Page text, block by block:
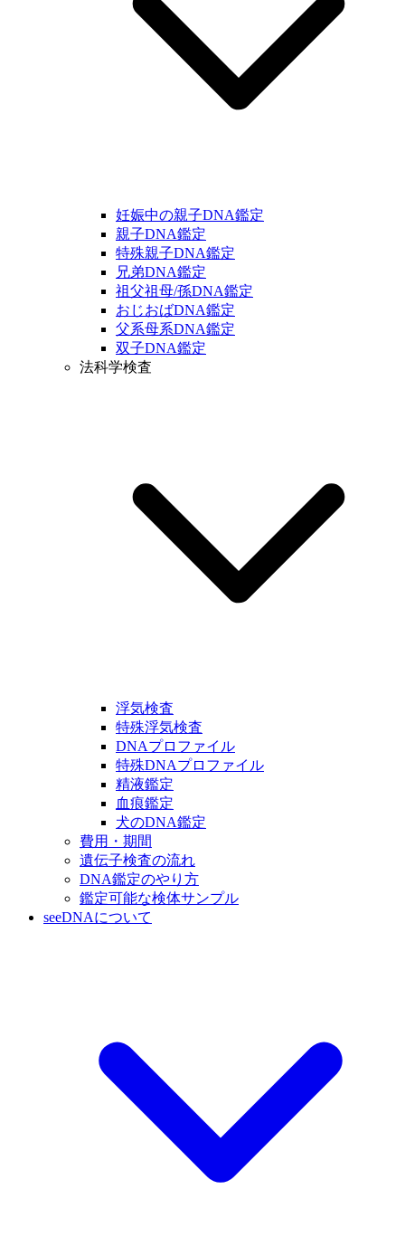
妊娠中の親子DNA鑑定
親子DNA鑑定
特殊親子DNA鑑定
兄弟DNA鑑定
祖父祖母/孫DNA鑑定
おじおばDNA鑑定
父系母系DNA鑑定
双子DNA鑑定
法科学検査
浮気検査
特殊浮気検査
DNAプロファイル
特殊DNAプロファイル
精液鑑定
血痕鑑定
犬のDNA鑑定
費用・期間
遺伝子検査の流れ
DNA鑑定のやり方
鑑定可能な検体サンプル
seeDNAについて